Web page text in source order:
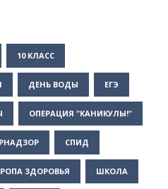
10 КЛАСС
ДЕНЬ ВОДЫ ЕГЭ
ОПЕРАЦИЯ "КАНИКУЛЫ!"
СПИД
ЗДОРОВЬЯ ШКОЛА